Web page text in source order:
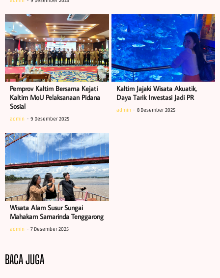
Pemprov Kaltim Bersama Kejati
Kaltim MoU Pelaksanaan Pidana
Sosial
admin 9 Desember 2025
Kaltim Jajaki Wisata Akuatik,
Daya Tarik Investasi Jadi PR
admin 8 Desember 2025
Wisata Alam Susur Sungai
Mahakam Samarinda Tenggarong
admin 7 Desember 2025
BACA JUGA